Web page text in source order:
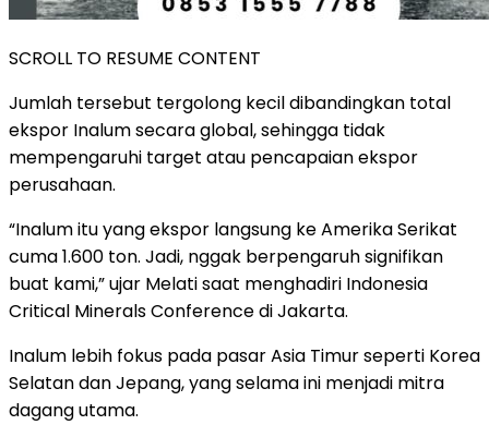
SCROLL TO RESUME CONTENT
Jumlah tersebut tergolong kecil dibandingkan total
ekspor Inalum secara global, sehingga tidak
mempengaruhi target atau pencapaian ekspor
perusahaan.
“Inalum itu yang ekspor langsung ke Amerika Serikat
cuma 1.600 ton. Jadi, nggak berpengaruh signifikan
buat kami,” ujar Melati saat menghadiri Indonesia
Critical Minerals Conference di Jakarta.
Inalum lebih fokus pada pasar Asia Timur seperti Korea
Selatan dan Jepang, yang selama ini menjadi mitra
dagang utama.